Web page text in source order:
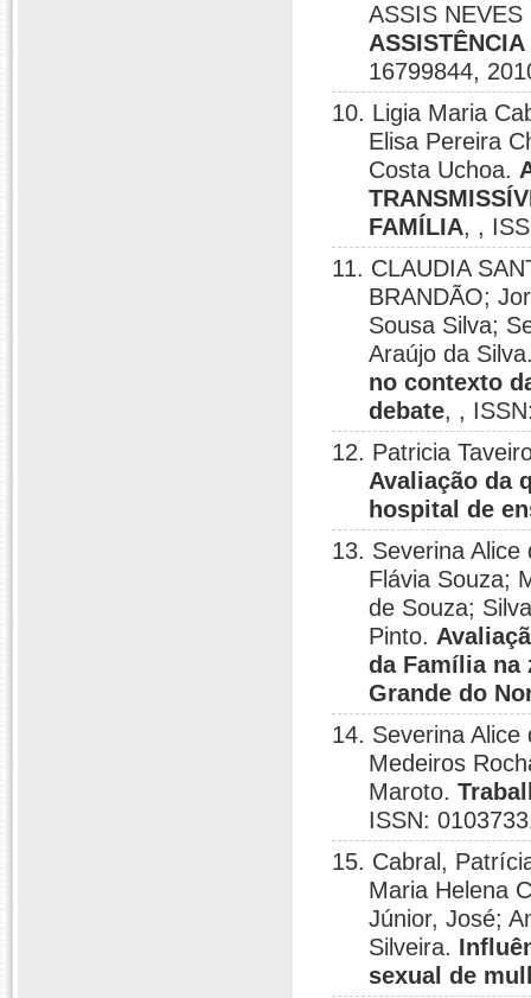
ASSIS
16799844,
10. Ligia Maria
Elisa Pereira
Costa Uchoa.
FAMÍLIA, ,
11. CLAUDIA
BRANDÃO;
Sousa Silva;
Araújo da
no contexto
debate, ,
12. Patricia
Avaliação da
hospital de
13. Severina
Flávia Souza;
de Souza;
Pinto.
da Família na
Grande do
14. Severina
Medeiros
Maroto.
ISSN:
15. Cabral,
Maria Helena
Júnior, José;
Silveira.
sexual de